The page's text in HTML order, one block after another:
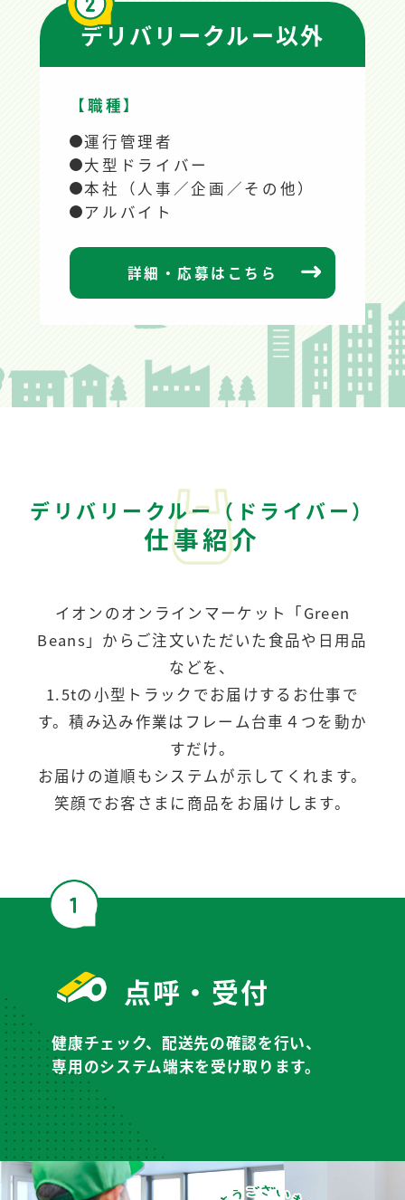
デリバリークルー以外
【職種】
運行管理者
大型ドライバー
本社（人事／企画／その他）
アルバイト
詳細・応募はこちら
デリバリークルー（ドライバー）
仕事紹介
イオンのオンラインマーケット「Green
Beans」からご注文いただいた食品や日用品
などを、
1.5tの小型トラックでお届けするお仕事で
す。積み込み作業はフレーム台車４つを動か
すだけ。
お届けの道順もシステムが示してくれます。
笑顔でお客さまに商品をお届けします。
点呼・受付
健康チェック、配送先の確認を行い、
専用のシステム端末を受け取ります。